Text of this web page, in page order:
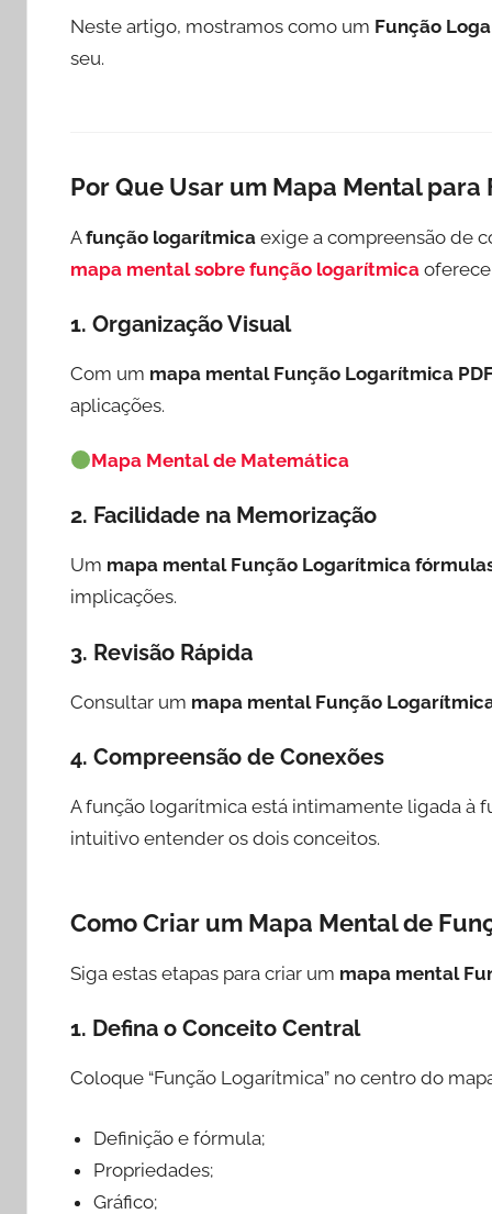
Neste artigo, mostramos como um Função
seu.
Por Que Usar um Mapa Mental
Afunção logarítmica exige a compreensão de
mapa mental sobre função logarítmica
1. Organização Visual
Com um mapa mental Função Logarítmica
aplicações.
Mapa Mental de Matemática
2. Facilidade na Memorização
Um mapa mental Função Logarítmica
implicações.
3. Revisão Rápida
Consultar um mapa mental Função
4. Compreensão de Conexões
A função logarítmica está intimamente ligada à
intuitivo entender os dois conceitos.
Como Criar um Mapa Mental de
Siga estas etapas para criar um mapa mental
1. Defina o Conceito Central
Coloque “Função Logarítmica” no centro do
Definição e fórmula;
Propriedades;
Gráfico;